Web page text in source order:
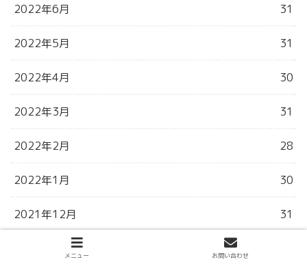
2022年6月 31
2022年5月 31
2022年4月 30
2022年3月 31
2022年2月 28
2022年1月 30
2021年12月 31
2021年11月メニュー お問い合わせ